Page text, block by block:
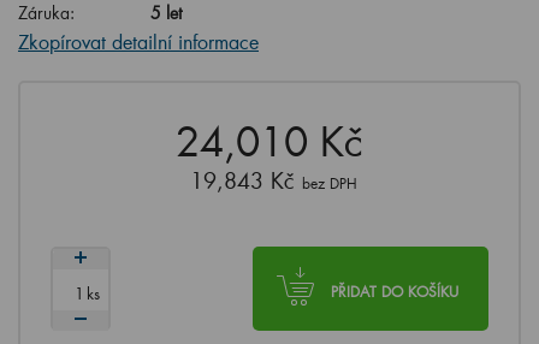
Záruka:
5 let
Zkopírovat detailní informace
24,010 Kč
19,843 Kč bez DPH
PŘIDAT DO KOŠÍKU
ks